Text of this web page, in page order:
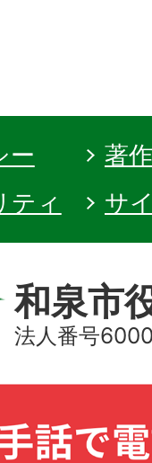
ー
著
ティ
サ
和泉市
法人番号